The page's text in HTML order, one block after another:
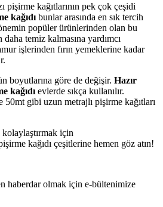
pişirme kağıtlarının pek çok çeşidi
kağıdı bunlar arasında en sık tercih
popüler ürünlerinden olan bu
temiz kalmasına yardımcı
işlerinden fırın yemeklerine kadar
boyutlarına göre de değişir. Hazır
kağıdı evlerde sıkça kullanılır.
gibi uzun metrajlı pişirme kağıtları
için
kağıdı çeşitlerine hemen göz atın!
haberdar olmak için e-bültenimize